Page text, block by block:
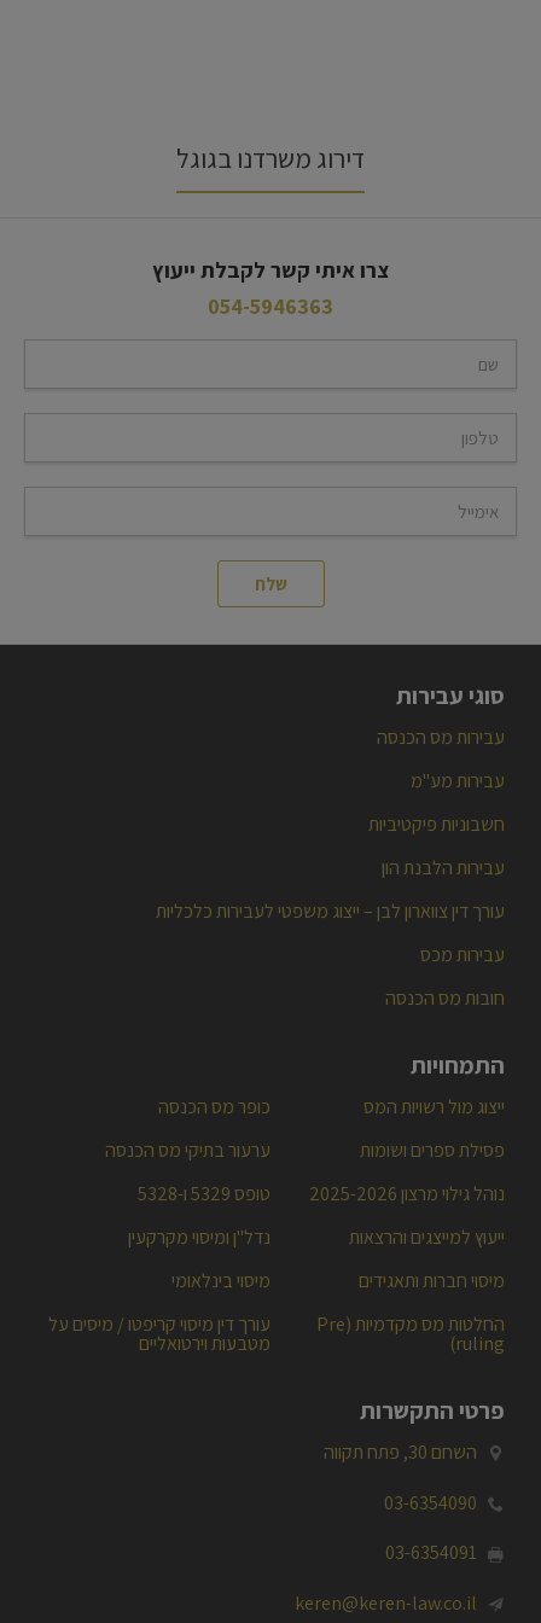
סוגי עבירות
עבירות מס הכנסה
עבירות מע"מ
חשבוניות פיקטיביות
עבירות הלבנת הון
עורך דין צווארון לבן – ייצוג משפטי לעבירות כלכליות
עבירות מכס
חובות מס הכנסה
התמחויות
ייצוג מול רשויות המס
כופר מס הכנסה
פסילת ספרים ושומות
ערעור בתיקי מס הכנסה
נוהל גילוי מרצון 2025-2026
טופס 5329 ו-5328
ייעוץ למייצגים והרצאות
נדל"ן ומיסוי מקרקעין
מיסוי חברות ותאגידים
מיסוי בינלאומי
ruling)
פרטי התקשרות
 השחם 30, פתח תקווה

03-6354090

03-6354091